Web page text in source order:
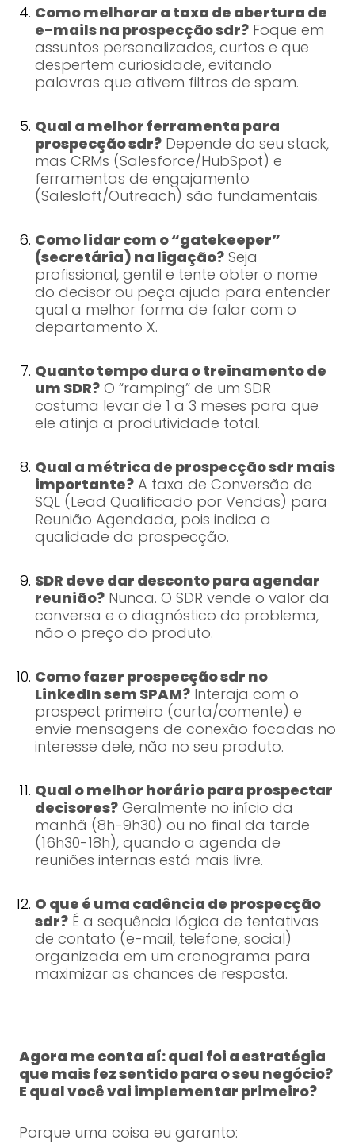
Como melhorar a taxa de abertura de
e-mails na prospecção sdr?Foque em
assuntos personalizados, curtos e que
despertem curiosidade, evitando
palavras que ativem filtros de spam.
Qual a melhor ferramenta para
prospecção sdr?Depende do seu stack,
mas CRMs (Salesforce/HubSpot) e
ferramentas de engajamento
(Salesloft/Outreach) são fundamentais.
Como lidar com o “gatekeeper”
(secretária) na ligação?Seja
profissional, gentil e tente obter o nome
do decisor ou peça ajuda para entender
qual a melhor forma de falar com o
departamento X.
Quanto tempo dura o treinamento de
um SDR?O “ramping” de um SDR
costuma levar de 1 a 3 meses para que
ele atinja a produtividade total.
Qual a métrica de prospecção sdr mais
importante?A taxa de Conversão de
SQL (Lead Qualificado por Vendas) para
Reunião Agendada, pois indica a
qualidade da prospecção.
SDR deve dar desconto para agendar
reunião?Nunca. O SDR vende o valor da
conversa e o diagnóstico do problema,
não o preço do produto.
Como fazer prospecção sdr no
LinkedIn sem SPAM?Interaja com o
prospect primeiro (curta/comente) e
envie mensagens de conexão focadas no
interesse dele, não no seu produto.
Qual o melhor horário para prospectar
decisores?Geralmente no início da
manhã (8h-9h30) ou no final da tarde
(16h30-18h), quando a agenda de
reuniões internas está mais livre.
O que é uma cadência de prospecção
sdr?É a sequência lógica de tentativas
de contato (e-mail, telefone, social)
organizada em um cronograma para
maximizar as chances de resposta.
Agora me conta aí: qual foi a estratégia
que mais fez sentido para o seu negócio?
E qual você vai implementar primeiro?
Porque uma coisa eu garanto: